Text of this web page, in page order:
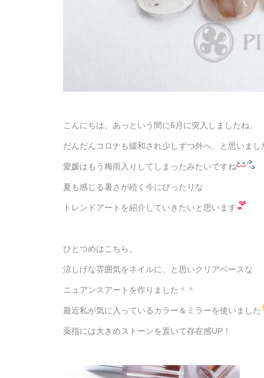
こんにちは。あっという間に6月に突入しましたね。
だんだんコロナも緩和され少しずつ外へ、と思いまし
愛媛はもう梅雨入りしてしまったみたいですね
夏も感じる暑さが続く今にぴったりな
トレンドアートを紹介していきたいと思います
ひとつめはこちら。
涼しげな雰囲気をネイルに、と思いクリアベースな
ニュアンスアートを作りました＾＾
最近私が気に入っているカラー＆ミラーを使いました
薬指には大きめストーンを置いて存在感UP！